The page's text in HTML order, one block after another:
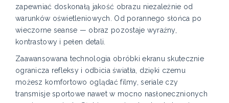
zapewniać doskonałą jakość obrazu niezależnie od
warunków oświetleniowych. Od porannego słońca po
wieczorne seanse — obraz pozostaje wyraźny,
kontrastowy i pełen detali.
Zaawansowana technologia obróbki ekranu skutecznie
ogranicza refleksy i odbicia światła, dzięki czemu
możesz komfortowo oglądać filmy, seriale czy
transmisje sportowe nawet w mocno nasłonecznionych